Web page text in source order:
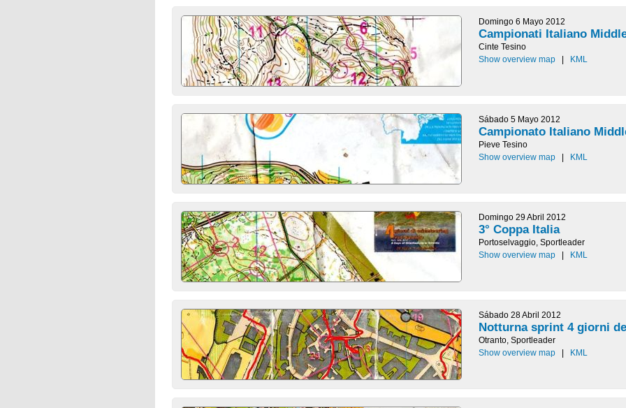
Domingo 6 Mayo 2012
Campionati Italiano
Cinte Tesino
Show overview map
| KML
Sábado 5 Mayo 2012
Campionato Italiano
Pieve Tesino
Show overview map
| KML
Domingo 29 Abril 2012
3° Coppa Italia
Portoselvaggio, Sportleader
Show overview map
| KML
Sábado 28 Abril 2012
Notturna sprint 4 giorni
Otranto, Sportleader
Show overview map
| KML